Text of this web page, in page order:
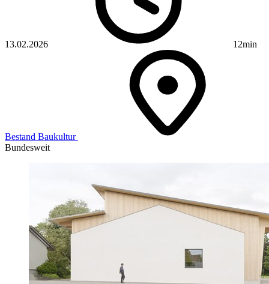
13.02.2026 12min
Bestand Baukultur
Bundesweit